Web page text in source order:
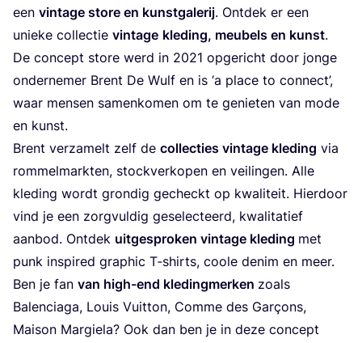
een vin­ta­ge sto­re en kunst­ga­le­rij. Ont­dek er een
unie­ke col­lec­tie vin­ta­ge kle­ding, meu­bels en kunst.
De con­cept sto­re werd in 2021 opge­richt door jon­ge
onder­ne­mer Brent De Wulf en is ‘a pla­ce to con­nect’,
waar men­sen samen­ko­men om te genie­ten van mode
en kunst.
Brent ver­za­melt zelf de col­lec­ties vin­ta­ge kle­ding via
rom­mel­mark­ten, stock­ver­ko­pen en vei­lin­gen. Alle
kle­ding wordt gron­dig gecheckt op kwa­li­teit. Hier­door
vind je een zorg­vul­dig gese­lec­teerd, kwa­li­ta­tief
aan­bod. Ont­dek uit­ge­spro­ken vin­ta­ge kle­ding met
punk inspi­red grap­hic T‑shirts, coo­le denim en meer.
Ben je fan van high-end kle­ding­mer­ken zoals
Balen­cia­ga, Louis Vuit­ton, Com­me des Gar­çons,
Mai­son Mar­gie­la? Ook dan ben je in deze con­cept